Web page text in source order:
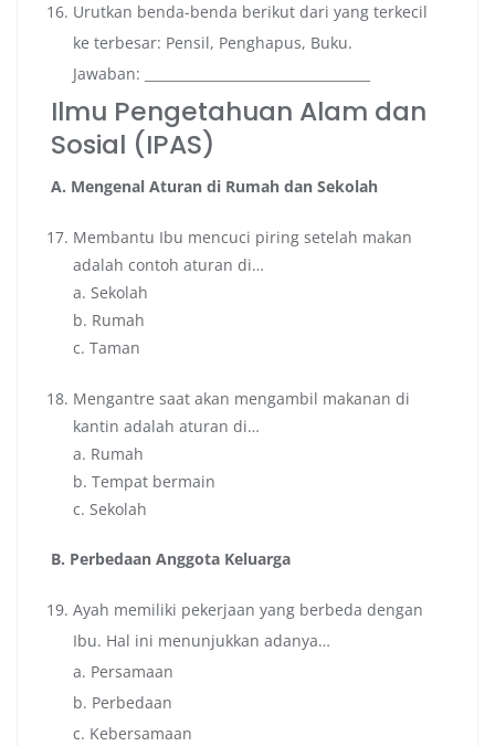
Urutkan benda-benda berikut dari yang terkecil
ke terbesar: Pensil, Penghapus, Buku.
Jawaban: __________________________________
Ilmu Pengetahuan Alam dan
Sosial (IPAS)
A. Mengenal Aturan di Rumah dan Sekolah
Membantu Ibu mencuci piring setelah makan
adalah contoh aturan di…
a. Sekolah
b. Rumah
c. Taman
Mengantre saat akan mengambil makanan di
kantin adalah aturan di…
a. Rumah
b. Tempat bermain
c. Sekolah
B. Perbedaan Anggota Keluarga
Ayah memiliki pekerjaan yang berbeda dengan
Ibu. Hal ini menunjukkan adanya…
a. Persamaan
b. Perbedaan
c. Kebersamaan